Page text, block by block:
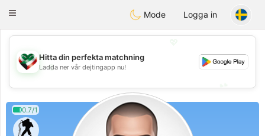
KuwaitChat
Toggle
Mode Logga in
💖
💕
Hitta din perfekta matchning
Ladda ner vår dejtingapp nu!
0.7/1